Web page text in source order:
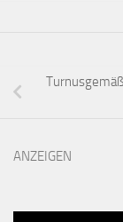
ANZEIGEN